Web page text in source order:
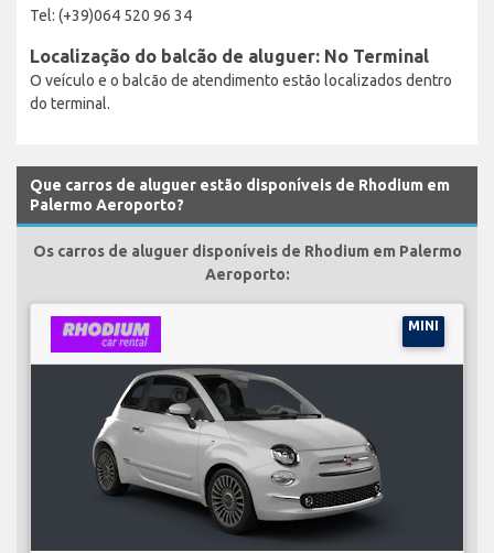
Tel: (+39)064 520 96 34
Localização do balcão de aluguer: No Terminal
O veículo e o balcão de atendimento estão localizados dentro
do terminal.
Que carros de aluguer estão disponíveis de Rhodium em
Palermo Aeroporto?
Os carros de aluguer disponíveis de Rhodium em Palermo
Aeroporto:
MINI